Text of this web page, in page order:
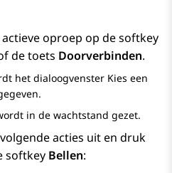
oproep op de softkey
de toets Doorverbinden.
het dialoogvenster Kies een
in de wachtstand gezet.
acties uit en druk
softkey Bellen: